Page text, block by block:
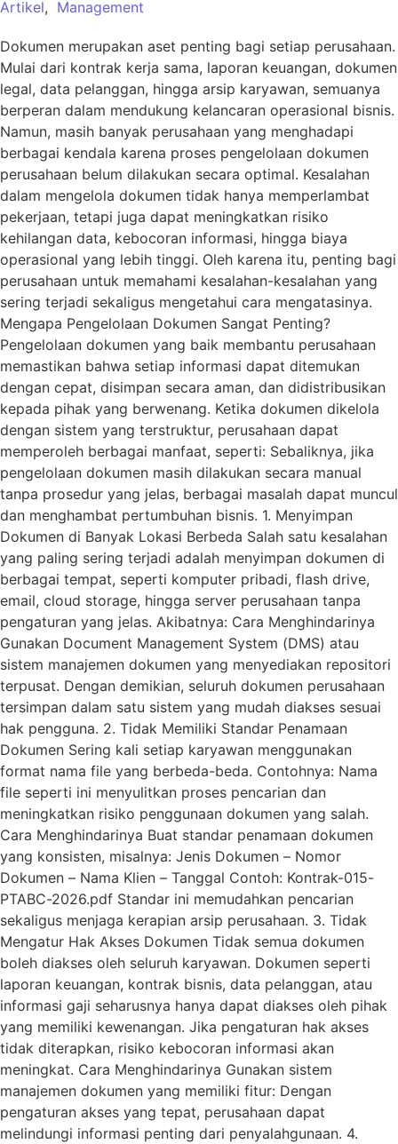
Artikel, Management
Dokumen merupakan aset penting bagi setiap perusahaan.
Mulai dari kontrak kerja sama, laporan keuangan, dokumen
legal, data pelanggan, hingga arsip karyawan, semuanya
berperan dalam mendukung kelancaran operasional bisnis.
Namun, masih banyak perusahaan yang menghadapi
berbagai kendala karena proses pengelolaan dokumen
perusahaan belum dilakukan secara optimal. Kesalahan
dalam mengelola dokumen tidak hanya memperlambat
pekerjaan, tetapi juga dapat meningkatkan risiko
kehilangan data, kebocoran informasi, hingga biaya
operasional yang lebih tinggi. Oleh karena itu, penting bagi
perusahaan untuk memahami kesalahan-kesalahan yang
sering terjadi sekaligus mengetahui cara mengatasinya.
Mengapa Pengelolaan Dokumen Sangat Penting?
Pengelolaan dokumen yang baik membantu perusahaan
memastikan bahwa setiap informasi dapat ditemukan
dengan cepat, disimpan secara aman, dan didistribusikan
kepada pihak yang berwenang. Ketika dokumen dikelola
dengan sistem yang terstruktur, perusahaan dapat
memperoleh berbagai manfaat, seperti: Sebaliknya, jika
pengelolaan dokumen masih dilakukan secara manual
tanpa prosedur yang jelas, berbagai masalah dapat muncul
dan menghambat pertumbuhan bisnis. 1. Menyimpan
Dokumen di Banyak Lokasi Berbeda Salah satu kesalahan
yang paling sering terjadi adalah menyimpan dokumen di
berbagai tempat, seperti komputer pribadi, flash drive,
email, cloud storage, hingga server perusahaan tanpa
pengaturan yang jelas. Akibatnya: Cara Menghindarinya
Gunakan Document Management System (DMS) atau
sistem manajemen dokumen yang menyediakan repositori
terpusat. Dengan demikian, seluruh dokumen perusahaan
tersimpan dalam satu sistem yang mudah diakses sesuai
hak pengguna. 2. Tidak Memiliki Standar Penamaan
Dokumen Sering kali setiap karyawan menggunakan
format nama file yang berbeda-beda. Contohnya: Nama
file seperti ini menyulitkan proses pencarian dan
meningkatkan risiko penggunaan dokumen yang salah.
Cara Menghindarinya Buat standar penamaan dokumen
yang konsisten, misalnya: Jenis Dokumen – Nomor
Dokumen – Nama Klien – Tanggal Contoh: Kontrak-015-
PTABC-2026.pdf Standar ini memudahkan pencarian
sekaligus menjaga kerapian arsip perusahaan. 3. Tidak
Mengatur Hak Akses Dokumen Tidak semua dokumen
boleh diakses oleh seluruh karyawan. Dokumen seperti
laporan keuangan, kontrak bisnis, data pelanggan, atau
informasi gaji seharusnya hanya dapat diakses oleh pihak
yang memiliki kewenangan. Jika pengaturan hak akses
tidak diterapkan, risiko kebocoran informasi akan
meningkat. Cara Menghindarinya Gunakan sistem
manajemen dokumen yang memiliki fitur: Dengan
pengaturan akses yang tepat, perusahaan dapat
melindungi informasi penting dari penyalahgunaan. 4.